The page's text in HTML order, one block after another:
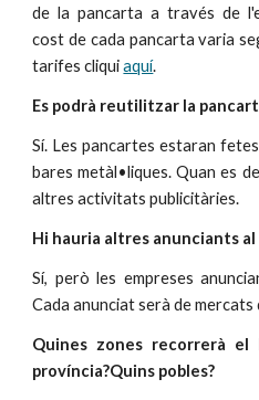
de la pancarta a través de
cost de cada pancarta varia
tarifes cliquiaquí.
Es podrà reutilitzar la
Sí. Les pancartes estaran
bares metàl•liques. Quan es
altres activitats publicitàries.
Hi hauria altres anunciants al
Sí, però les empreses
Cada anunciat serà de
Quines zones recorrerà
província?Quins pobles?